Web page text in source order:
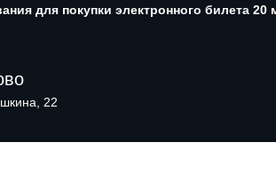
для покупки электронного билета 20
22